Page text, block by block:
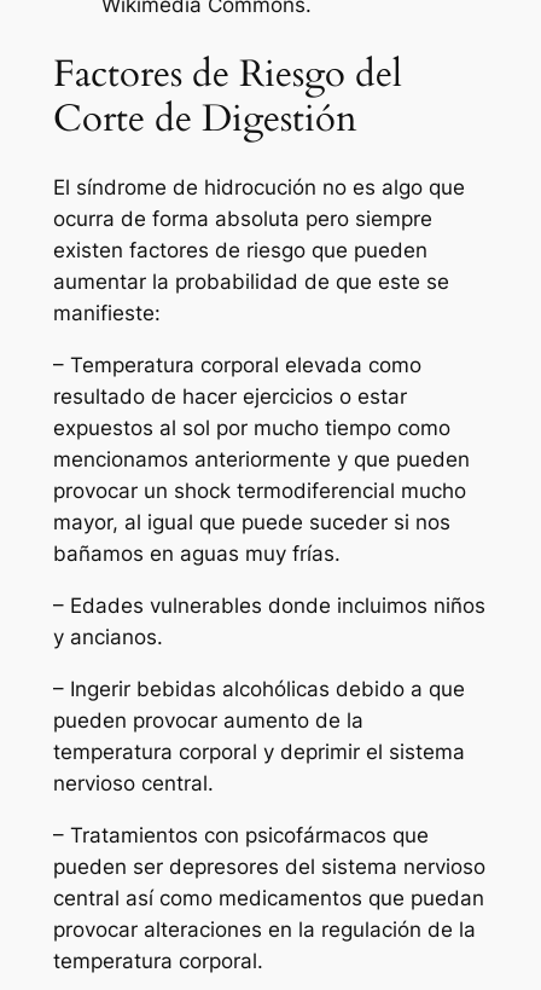
Factores de Riesgo del
Corte de Digestión
El síndrome de hidrocución no es algo que
ocurra de forma absoluta pero siempre
existen factores de riesgo que pueden
aumentar la probabilidad de que este se
manifieste:
– Temperatura corporal elevada como
resultado de hacer ejercicios o estar
expuestos al sol por mucho tiempo como
mencionamos anteriormente y que pueden
provocar un shock termodiferencial mucho
mayor, al igual que puede suceder si nos
bañamos en aguas muy frías.
– Edades vulnerables donde incluimos niños
y ancianos.
– Ingerir bebidas alcohólicas debido a que
pueden provocar aumento de la
temperatura corporal y deprimir el sistema
nervioso central.
– Tratamientos con psicofármacos que
pueden ser depresores del sistema nervioso
central así como medicamentos que puedan
provocar alteraciones en la regulación de la
temperatura corporal.